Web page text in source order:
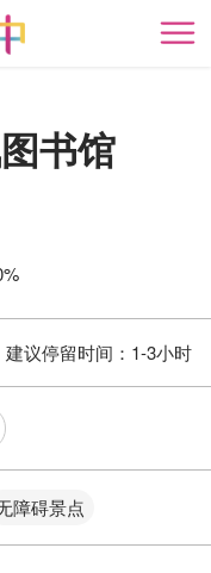
开
书馆
%
建议停留时间： 1-3小时
障碍景点